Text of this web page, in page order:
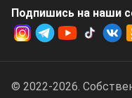
Подпишись на наши
© 2022-2026.